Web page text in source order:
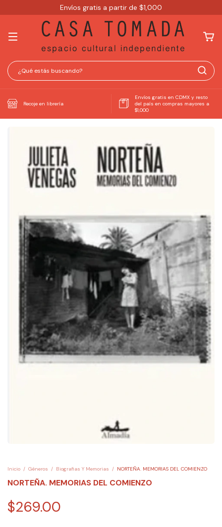
Envíos gratis a partir de $1,000
Recoje en librería
Envíos gratis en CDMX y resto
del país en compras mayores a
$1,000
Inicio / Géneros / Biografias Y Memorias / NORTEÑA. MEMORIAS DEL COMIENZO
NORTEÑA. MEMORIAS DEL COMIENZO
$269.00